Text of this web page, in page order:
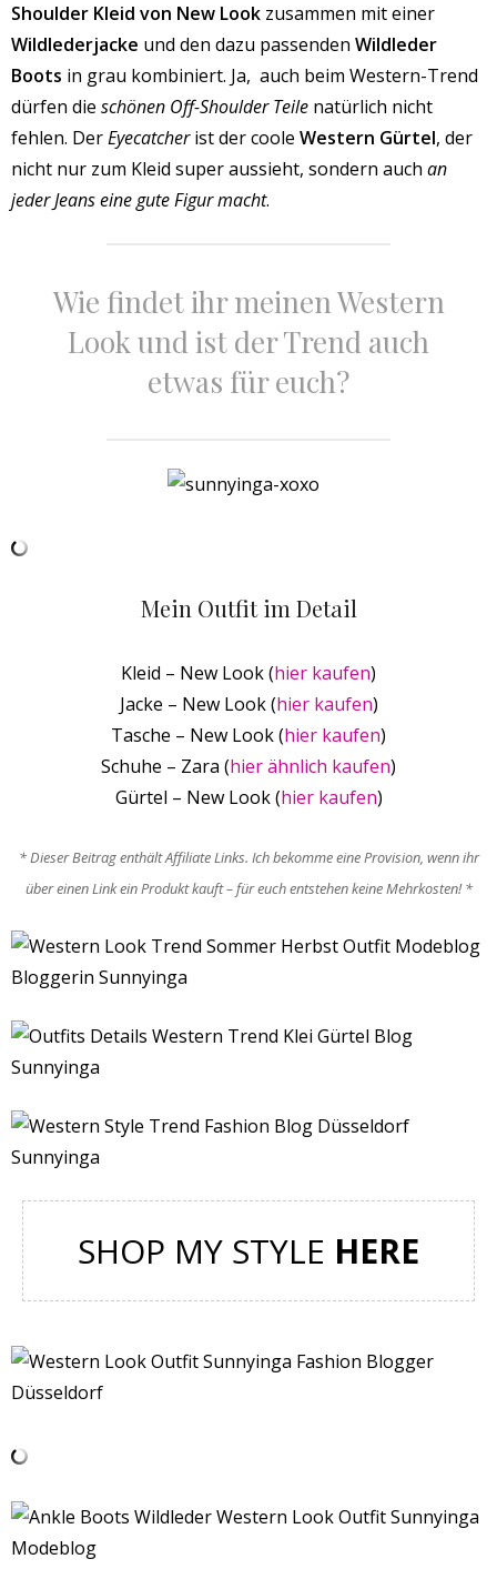
Shoulder Kleid von New Look zusammen mit einer
Wildlederjacke und den dazu passenden Wildleder
Boots in grau kombiniert. Ja, auch beim Western-Trend
dürfen die schönen Off-Shoulder Teile natürlich nicht
fehlen. DerEyecatcherist der coole Western Gürtel, der
nicht nur zum Kleid super aussieht, sondern auch an
jeder Jeans eine gute Figur macht.
Wie findet ihr meinen Western
Look und ist der Trend auch
etwas für euch?
Mein Outfit im Detail
Kleid – New Look (hier kaufen)
Jacke – New Look (hier kaufen)
Tasche – New Look (hier kaufen)
Schuhe – Zara (hier ähnlich kaufen)
Gürtel – New Look (hier kaufen)
* Dieser Beitrag enthält Affiliate Links. Ich bekomme eine Provision, wenn ihr
über einen Link ein Produkt kauft – für euch entstehen keine Mehrkosten! *
SHOP MY STYLE HERE